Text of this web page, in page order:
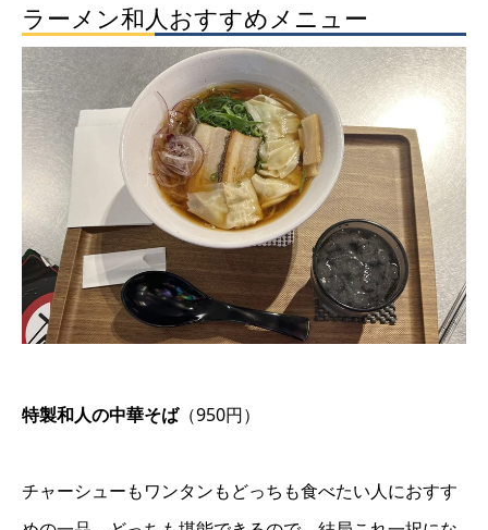
ラーメン和人おすすめメニュー
特製和人の中華そば（950円）
チャーシューもワンタンもどっちも食べたい人におすす